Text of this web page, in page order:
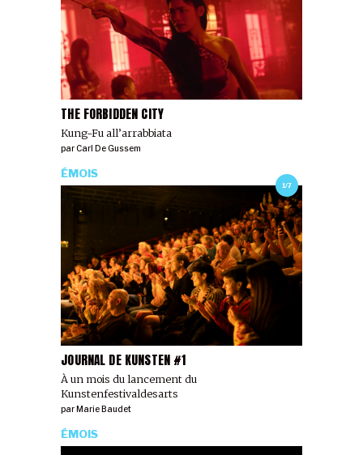
THE FORBIDDEN CITY
Kung-Fu all’arrabbiata
parCarl De Gussem
1/7
JOURNAL DE KUNSTEN #1
À un mois du lancement du
Kunstenfestivaldesarts
ÉMOIS
par Marie Baudet
ÉMOIS